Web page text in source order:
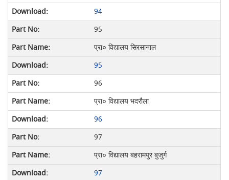
94
95
प्रा० विद्यालय सिरसानाल
95
96
प्रा० विद्यालय भदरौला
96
97
प्रा० विद्यालय बहरामपुर बुजुर्ग
97